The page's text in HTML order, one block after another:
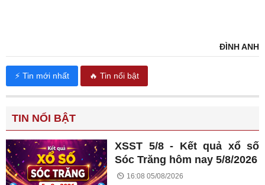
ĐÌNH ANH
⚡ Tin mới nhất 🔥 Tin nổi bật
TIN NỔI BẬT
XSST 5/8 - Kết quả xổ số
Sóc Trăng hôm nay 5/8/2026
16:08 05/08/2026